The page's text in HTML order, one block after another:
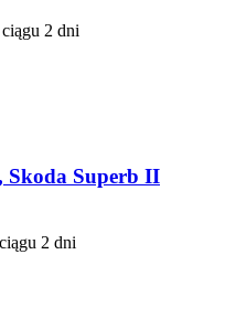
2 dni
Skoda Superb II
2 dni